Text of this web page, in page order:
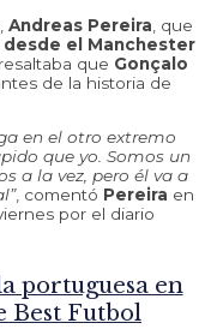
Andreas Pereira , que
desde el Manchester
que Gonçalo
de la historia de
en el otro extremo
que yo. Somos un
a la vez, pero él va a
, comentó Pereira en
por el diario